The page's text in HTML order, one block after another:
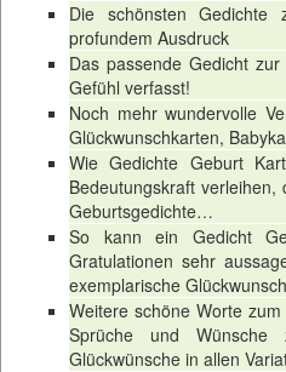
Die schönsten
profundem Ausdruck
Das passende Gedicht
Gefühl verfasst!
Noch mehr wundervolle
Glückwunschkarten,
Wie Gedichte Geburt
Bedeutungskraft
Geburtsgedichte…
So kann ein Gedicht
Gratulationen sehr
exemplarische
Weitere schöne Worte
Sprüche und
Glückwünsche in allen